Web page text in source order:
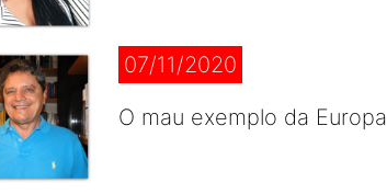
07/11/2020
O mau exemplo da Europa